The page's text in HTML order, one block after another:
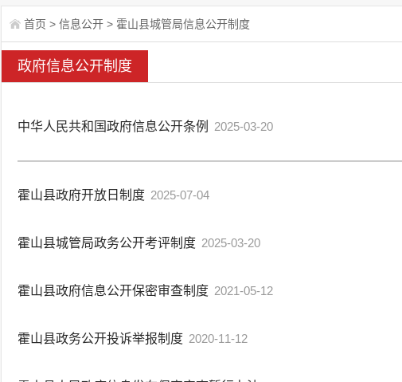
首页 > 信息公开 > 霍山县城管局信息公开制度
政府信息公开制度
中华人民共和国政府信息公开条例 2025-03-20
霍山县政府开放日制度 2025-07-04
霍山县城管局政务公开考评制度 2025-03-20
霍山县政府信息公开保密审查制度 2021-05-12
霍山县政务公开投诉举报制度 2020-11-12